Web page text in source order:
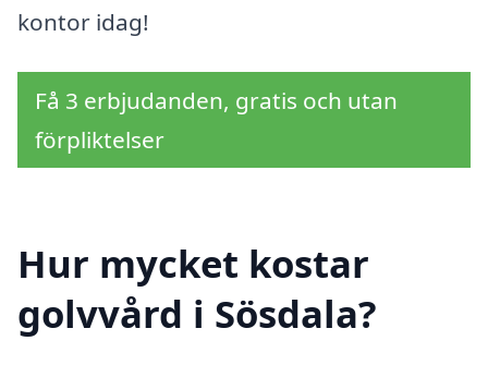
kontor idag!
Få 3 erbjudanden, gratis och utan
förpliktelser
Hur mycket kostar
golvvård i Sösdala?